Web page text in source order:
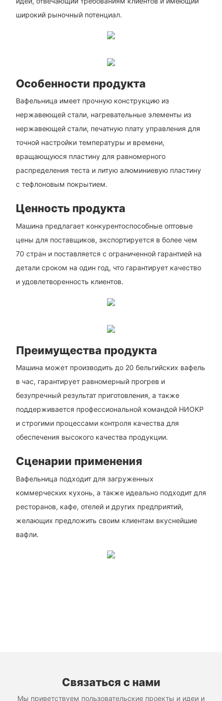
широкий рыночный потенциал.
Особенности продукта
Вафельница имеет прочную конструкцию из
нержавеющей стали, нагревательные элементы из
нержавеющей стали, печатную плату управления для
точной настройки температуры и времени,
вращающуюся пластину для равномерного
распределения теста и литую алюминиевую пластину
с тефлоновым покрытием.
Ценность продукта
Машина предлагает конкурентоспособные оптовые
цены для поставщиков, экспортируется в более чем
70 стран и поставляется с ограниченной гарантией на
детали сроком на один год, что гарантирует качество
и удовлетворенность клиентов.
Преимущества продукта
Машина может производить до 20 бельгийских вафель
в час, гарантирует равномерный прогрев и
безупречный результат приготовления, а также
поддерживается профессиональной командой НИОКР
и строгими процессами контроля качества для
обеспечения высокого качества продукции.
Сценарии применения
Вафельница подходит для загруженных
коммерческих кухонь, а также идеально подходит для
ресторанов, кафе, отелей и других предприятий,
желающих предложить своим клиентам вкуснейшие
вафли.
Связаться с нами
Мы приветствуем пользовательские проекты и идеи и